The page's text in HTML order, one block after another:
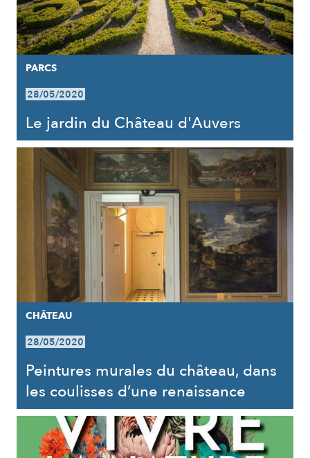
PARCS
28/05/2020
Le jardin du Château d'Auvers
CHÂTEAU
28/05/2020
Peintures murales du château, dans
les coulisses d’une renaissance